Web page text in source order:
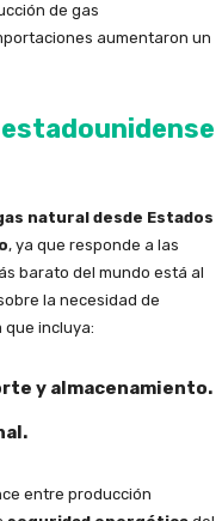
de gas
aumentaron un
natural desde Estados
, ya que responde a las
barato del mundo está al
la necesidad de
incluya:
y almacenamiento.
entre producción